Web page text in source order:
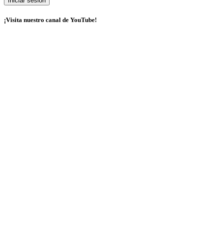
¡Visita nuestro canal de YouTube!